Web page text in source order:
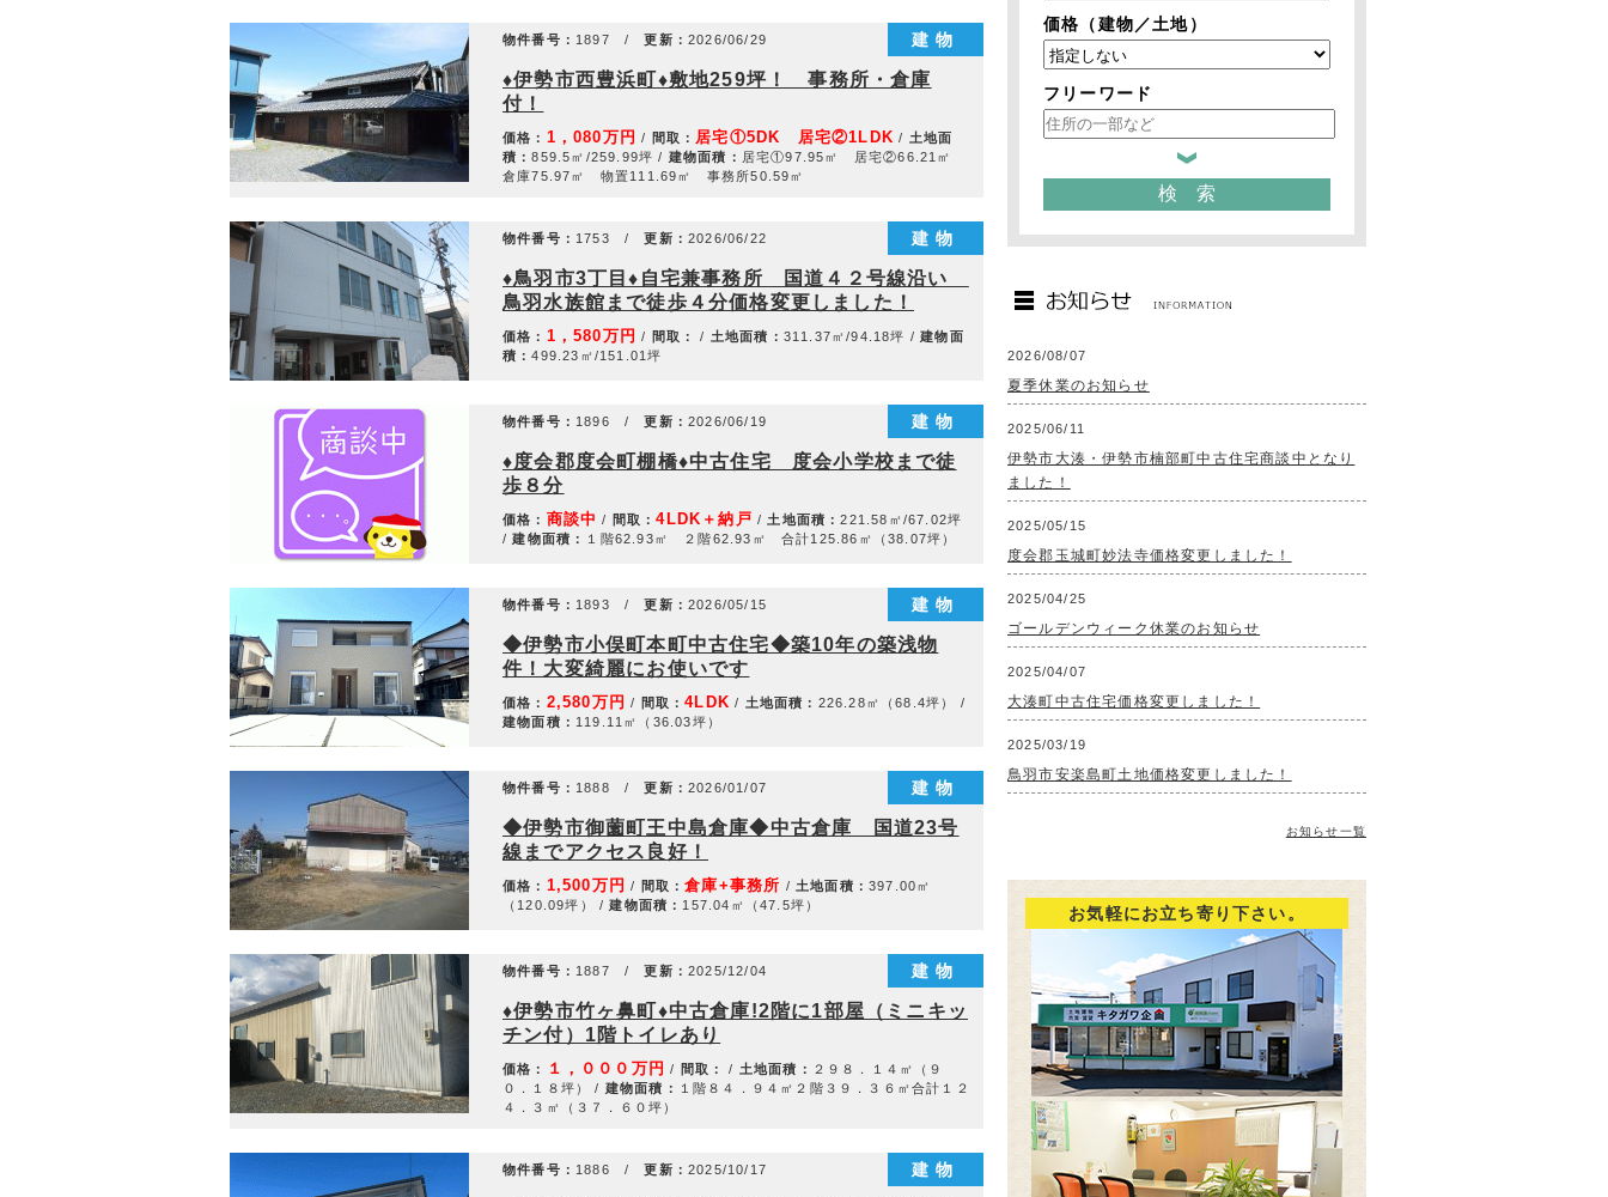
建物
物件番号： 1897 /更新：2026/06/29
♦伊勢市西豊浜町♦敷地259坪！ 事務所・倉庫
付！
価格： 1，080万円 / 間取： 居宅①5DK 居宅②1LDK / 土地面
積：859.5㎡/259.99坪 / 建物面積： 居宅①97.95㎡ 居宅②66.21㎡
倉庫75.97㎡ 物置111.69㎡ 事務所50.59㎡
建物
物件番号： 1753 /更新：2026/06/22
♦鳥羽市3丁目♦自宅兼事務所 国道４２号線沿い
鳥羽水族館まで徒歩４分価格変更しました！
価格： 1，580万円 / 間取： / 土地面積： 311.37㎡/94.18坪 /建物面
積：499.23㎡/151.01坪
建物
物件番号： 1896 /更新：2026/06/19
♦度会郡度会町棚橋♦中古住宅 度会小学校まで徒
歩８分
価格： 商談中 / 間取：4LDK＋納戸 / 土地面積：221.58㎡/67.02坪
/建物面積： １階62.93㎡ ２階62.93㎡ 合計125.86㎡（38.07坪）
建物
物件番号： 1893 /更新：2026/05/15
◆伊勢市小俣町本町中古住宅◆築10年の築浅物
件！大変綺麗にお使いです
価格： 2,580万円 / 間取：4LDK / 土地面積： 226.28㎡（68.4坪） /
建物面積： 119.11㎡（36.03坪）
建物
物件番号： 1888 /更新：2026/01/07
◆伊勢市御薗町王中島倉庫◆中古倉庫 国道23号
線までアクセス良好！
価格： 1,500万円 / 間取：倉庫+事務所 / 土地面積：397.00㎡
（120.09坪） /建物面積： 157.04㎡（47.5坪）
建物
物件番号： 1887 /更新：2025/12/04
♦伊勢市竹ヶ鼻町♦中古倉庫!2階に1部屋（ミニキッ
チン付）1階トイレあり
価格： １，０００万円 / 間取： / 土地面積：
２９８．１４㎡（９
０．１８坪） / 建物面積：
１階８４．９４㎡２階３９．３６㎡合計１２
４．３㎡（３７．６０坪）
建物
物件番号： 1886 /更新：2025/10/17
価格（建物／土地）
フリーワード
2026/08/07
夏季休業のお知らせ
2025/06/11
伊勢市大湊・伊勢市楠部町中古住宅商談中となり
ました！
2025/05/15
度会郡玉城町妙法寺価格変更しました！
2025/04/25
ゴールデンウィーク休業のお知らせ
2025/04/07
大湊町中古住宅価格変更しました！
2025/03/19
鳥羽市安楽島町土地価格変更しました！
お知らせ一覧
お気軽にお立ち寄り下さい。